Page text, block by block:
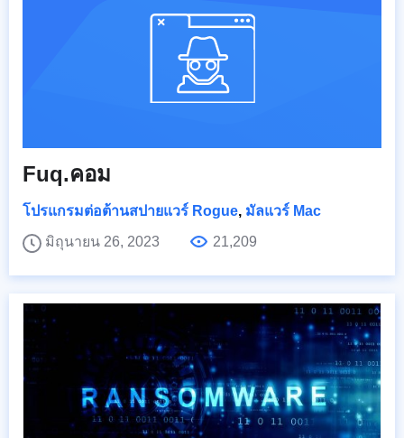
Fuq.คอม
โปรแกรมต่อต้านสปายแวร์ Rogue, มัลแวร์ Mac
มิถุนายน 26, 2023
21,209